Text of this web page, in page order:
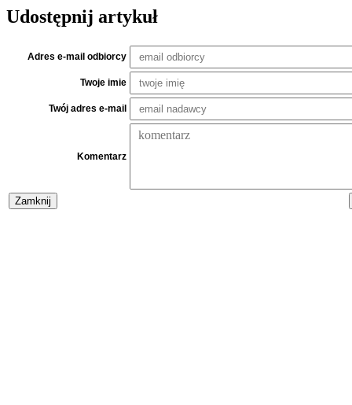
Udostępnij artykuł
Adres e-mail odbiorcy
Twoje imie
Twój adres e-mail
Komentarz